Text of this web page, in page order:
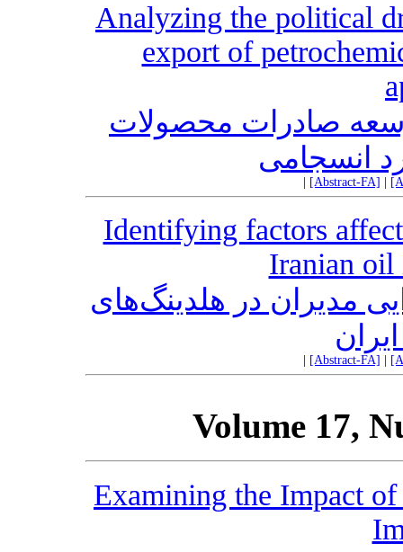
Analyzing the political
export of
صادرات محصولات
انسجامی
[Abstract-FA]
Identifying factors
Iranian oil
مدیران در هلدینگ‌های
[Abstract-FA]
Volume 17,
Examining the Impact